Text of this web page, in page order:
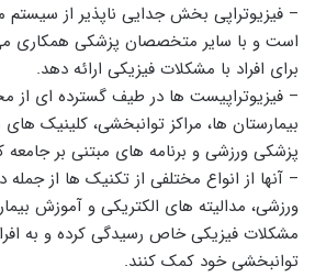
– فیزیوتراپی بخش جدایی ناپذیر از
است و با سایر متخصصان پزشکی همکاری
برای افراد با مشکلات فیزیکی ارائه دهد.
– فیزیوتراپیست ها در طیف گسترده ای از
بیمارستان ها، مراکز توانبخشی، کلینیک
پزشکی ورزشی و برنامه های مبتنی بر جامعه
– آنها از انواع مختلفی از تکنیک ها از
ورزشی، مدالیته های الکتریکی و آموزش
مشکلات فیزیکی خاص رسیدگی کرده و به
توانبخشی خود کمک کنند.